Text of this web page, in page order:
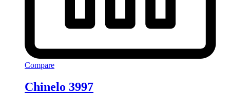
Compare
Chinelo 3997